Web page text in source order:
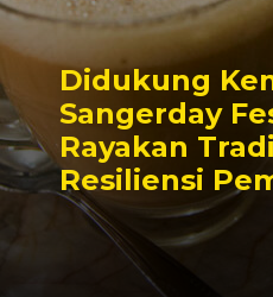
Didukung
Sangerday
Rayakan
Resiliensi